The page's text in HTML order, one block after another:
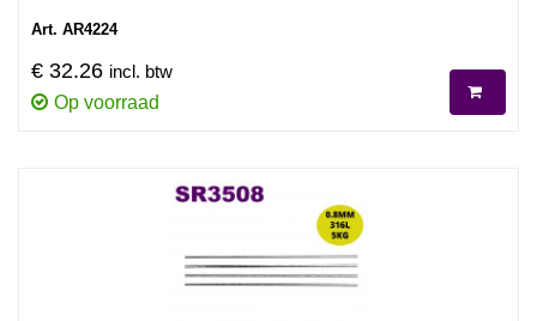
Art. AR4224
€ 32.26 incl. btw
Op voorraad